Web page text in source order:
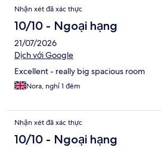
Nhận xét đã xác thực
10/10 - Ngoại hạng
21/07/2026
Dịch với Google
Excellent - really big spacious room
Nora, nghỉ 1 đêm
Nhận xét đã xác thực
10/10 - Ngoại hạng